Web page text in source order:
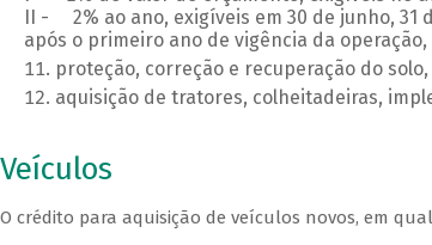
II - 2% ao ano, exigíveis em 30 de junho,
após o primeiro ano de vigência da
proteção, correção e recuperação do
aquisição de tratores, colheitadeiras,
Veículos
O crédito para aquisição de veículos novos, em